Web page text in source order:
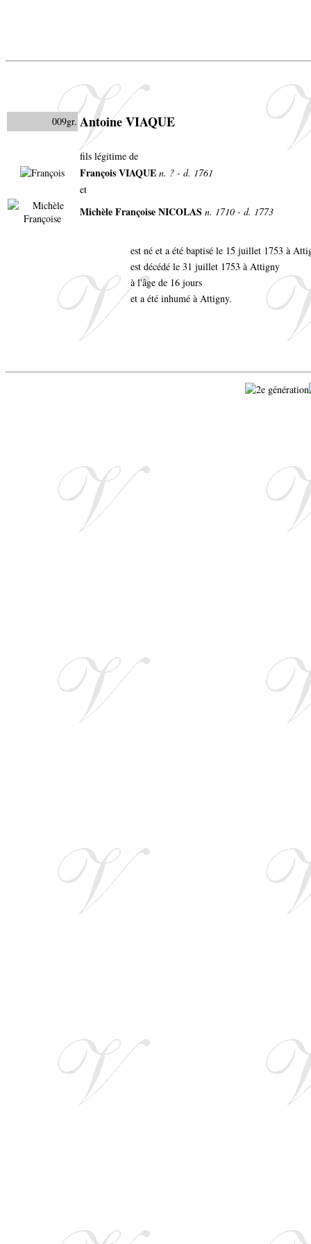
009gr. Antoine VIAQUE
fils légitime de
François VIAQUE n. ? - d. 1761
et
Michèle Françoise NICOLAS n. 1710 - d. 1773
est né et a été baptisé le 15 juillet 1753 à
est décédé le 31 juillet 1753 à Attigny
à l'âge de 16 jours
et a été inhumé à Attigny.